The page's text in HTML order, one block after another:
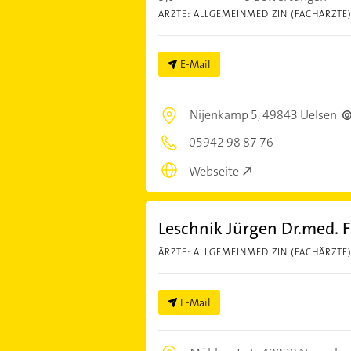
ÄRZTE: ALLGEMEINMEDIZIN (FACHÄRZTE)
E-Mail
Nijenkamp 5,49843 Uelsen
05942 98 87 76
Webseite
Leschnik Jürgen
ÄRZTE: ALLGEMEINMEDIZIN (FACHÄRZTE)
E-Mail